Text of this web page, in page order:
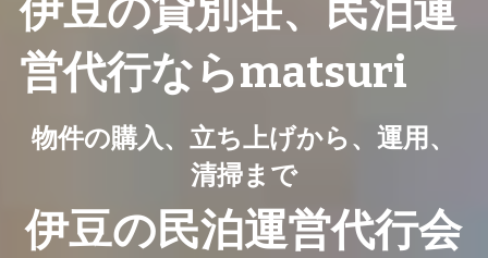
伊豆の貸別荘、民泊運
営代行ならmatsuri
物件の購入、立ち上げから、運用、
清掃まで
伊豆の民泊運営代行会